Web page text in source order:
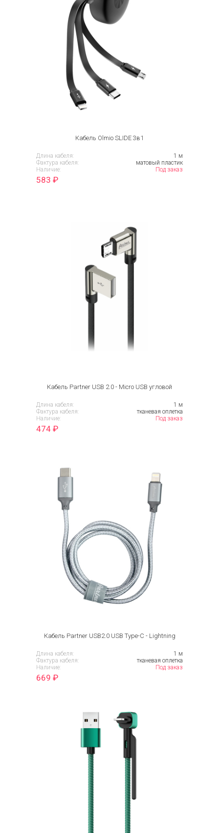
Кабель Olmio SLIDE 3в1
Длина кабеля:
1 м
Фактура кабеля:
матовый пластик
Наличие:
Под заказ
583 ₽
Кабель Partner USB 2.0 - Micro USB угловой
Длина кабеля:
1 м
Фактура кабеля:
тканевая оплетка
Наличие:
Под заказ
474 ₽
Кабель Partner USB2.0 USB Type-C - Lightning
Длина кабеля:
1 м
Фактура кабеля:
тканевая оплетка
Наличие:
Под заказ
669 ₽